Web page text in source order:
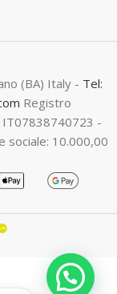
(BA) Italy - Tel:
Registro
IT07838740723 -
sociale: 10.000,00